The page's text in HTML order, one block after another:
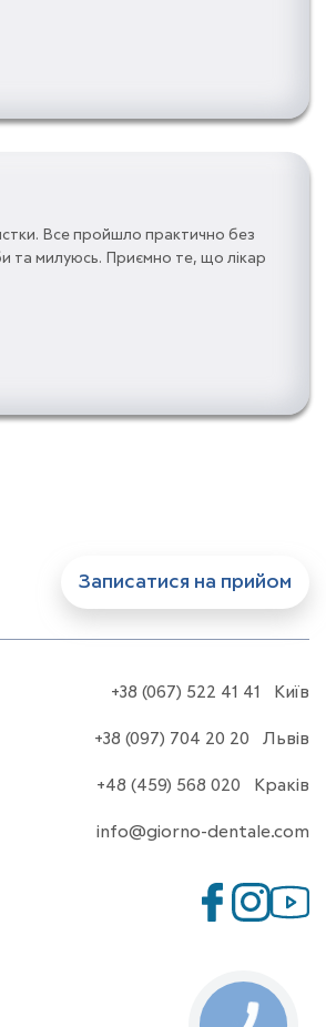
Все пройшло практично без
та милуюсь. Приємно те, що лікар
Записатися на прийом
+38 (067) 522 41 41 Київ
+38 (097) 704 20 20 Львів
+48 (459) 568 020 Краків
info@giorno-dentale.com